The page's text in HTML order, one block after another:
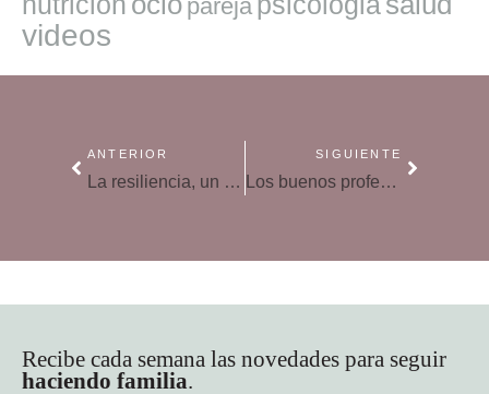
pareja
videos
ANTERIOR
La resiliencia, un antídoto contra las situaciones adversas
SIGUIENTE
Los buenos profesores lo son desde el principio de su carrera
Recibe cada semana las novedades para seguir
haciendo familia.